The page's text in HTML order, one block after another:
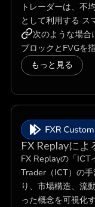
トレーダーは、不
として利用する ス
次のような場合
ブロックとFVGを
もっと見る
FX Replayに
FX Replayの「ICT
Trader（ICT）の
り、市場構造、流
った概念を可視化